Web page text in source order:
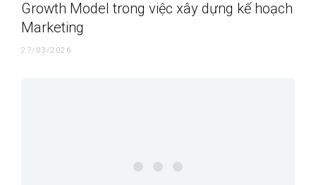
Growth Model trong việc xây dựng kế hoạch
Marketing
27/03/2026